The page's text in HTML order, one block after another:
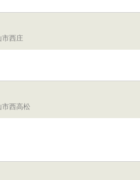
市西庄
市西高松